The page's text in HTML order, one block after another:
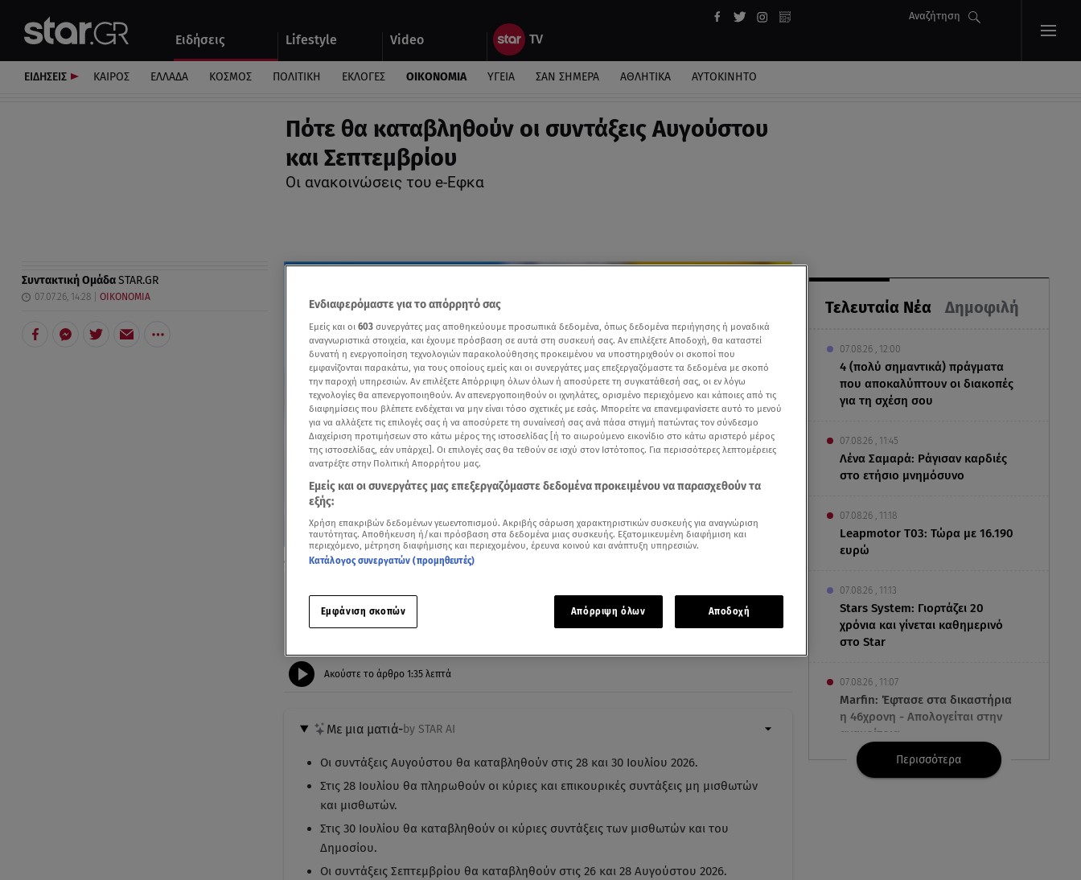
Ειδήσεις Lifestyle Video
Αναζήτηση
Αυτοκίνητο
ΕΙΔΗΣΕΙΣ ΚΑΙΡΟΣ ΕΛΛΑΔΑ ΚΟΣΜΟΣ ΠΟΛΙΤΙΚΗ ΕΚΛΟΓΕΣ ΟΙΚΟΝΟΜΙΑ ΥΓΕΙΑ ΣΑΝ ΣΗΜΕΡΑ ΑΘΛΗΤΙΚΑ ΑΥΤΟΚΙΝΗΤΟ
Πότε θα καταβληθούν οι συντάξεις Αυγούστου
και Σεπτεμβρίου
Οι ανακοινώσεις του e-Εφκα
Τελευταία Νέα Δημοφιλή
07.08.26 , 12:00
4 (πολύ σημαντικά) πράγματα
που αποκαλύπτουν οι διακοπές
για τη σχέση σου
07.08.26 , 11:45
Λένα Σαμαρά: Ράγισαν καρδιές
στο ετήσιο μνημόσυνο
07.08.26 , 11:18
Leapmotor T03: Τώρα με 16.190
ευρώ
07.08.26 , 11:13
Stars System: Γιορτάζει 20
χρόνια και γίνεται καθημερινό
στο Star
07.08.26 , 11:07
Marfin: Έφτασε στα δικαστήρια
η 46χρονη - Απολογείται στην
ανακρίτρια
07.08.26 , 11:02
Περισσότερα
Συντακτική ΟμάδαSTAR.GR
07.07.26, 14:28 ΟΙΚΟΝΟΜΙΑ
Συντάξεις Αυγούστου: Νωρίτερα οι πληρωμές - Βίντεο MEGA
Add star.gr on Google
Ακούστε το άρθρο 1:35λεπτά
Με μια ματιά-by STAR AI
Οι συντάξεις Αυγούστου θα καταβληθούν στις 28 και 30 Ιουλίου 2026.
Στις 28 Ιουλίου θα πληρωθούν οι κύριες και επικουρικές συντάξεις μη μισθωτών
και μισθωτών.
Στις 30 Ιουλίου θα καταβληθούν οι κύριες συντάξεις των μισθωτών και του
Δημοσίου.
Οι συντάξεις Σεπτεμβρίου θα καταβληθούν στις 26 και 28 Αυγούστου 2026.
Ενδιαφερόμαστε για το απόρρητό σας
Εμείς και οι 603 συνεργάτες μας αποθηκεύουμε προσωπικά δεδομένα, όπως δεδομένα περιήγησης ή μοναδικά
αναγνωριστικά στοιχεία, και έχουμε πρόσβαση σε αυτά στη συσκευή σας. Αν επιλέξετε Αποδοχή, θα καταστεί
δυνατή η ενεργοποίηση τεχνολογιών παρακολούθησης προκειμένου να υποστηριχθούν οι σκοποί που
εμφανίζονται παρακάτω, για τους οποίους εμείς και οι συνεργάτες μας επεξεργαζόμαστε τα δεδομένα με σκοπό
την παροχή υπηρεσιών. Αν επιλέξετε Απόρριψη όλων όλων ή αποσύρετε τη συγκατάθεσή σας, οι εν λόγω
τεχνολογίες θα απενεργοποιηθούν. Αν απενεργοποιηθούν οι ιχνηλάτες, ορισμένο περιεχόμενο και κάποιες από τις
διαφημίσεις που βλέπετε ενδέχεται να μην είναι τόσο σχετικές με εσάς. Μπορείτε να επανεμφανίσετε αυτό το μενού
για να αλλάξετε τις επιλογές σας ή να αποσύρετε τη συναίνεσή σας ανά πάσα στιγμή πατώντας τον σύνδεσμο
Διαχείριση προτιμήσεων στο κάτω μέρος της ιστοσελίδας [ή το αιωρούμενο εικονίδιο στο κάτω αριστερό μέρος
της ιστοσελίδας, εάν υπάρχει]. Οι επιλογές σας θα τεθούν σε ισχύ στον Ιστότοπος. Για περισσότερες λεπτομέρειες
ανατρέξτε στην Πολιτική Απορρήτου μας.
Εμείς και οι συνεργάτες μας επεξεργαζόμαστε δεδομένα προκειμένου να παρασχεθούν τα
εξής:
Χρήση επακριβών δεδομένων γεωεντοπισμού. Ακριβής σάρωση χαρακτηριστικών συσκευής για αναγνώριση
ταυτότητας. Αποθήκευση ή/και πρόσβαση στα δεδομένα μιας συσκευής. Εξατομικευμένη διαφήμιση και
περιεχόμενο, μέτρηση διαφήμισης και περιεχομένου, έρευνα κοινού και ανάπτυξη υπηρεσιών.
Κατάλογος συνεργατών (προμηθευτές)
Εμφάνιση σκοπών Απόρριψη όλων Αποδοχή